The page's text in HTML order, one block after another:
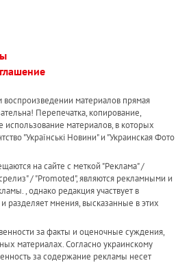
материалов прямая
Перепечатка, копирование,
материалов, в которых
"Українськi Новини" и "Украинская Фото
на сайте с меткой "Реклама" /
/ "Promoted", являются рекламными и
, однако редакция участвует в
и разделяет мнения, высказанные в этих
за факты и оценочные суждения,
материалах. Согласно украинскому
за содержание рекламы несет